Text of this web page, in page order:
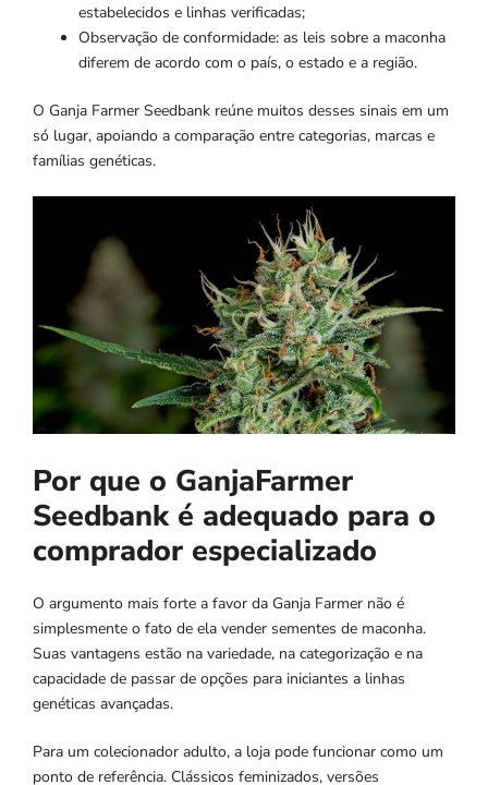
estabelecidos e linhas verificadas;
Observação de conformidade: as leis sobre a maconha
diferem de acordo com o país, o estado e a região.
O Ganja Farmer Seedbank reúne muitos desses sinais em um
só lugar, apoiando a comparação entre categorias, marcas e
famílias genéticas.
Por que o GanjaFarmer
Seedbank é adequado para o
comprador especializado
O argumento mais forte a favor da Ganja Farmer não é
simplesmente o fato de ela vender sementes de maconha.
Suas vantagens estão na variedade, na categorização e na
capacidade de passar de opções para iniciantes a linhas
genéticas avançadas.
Para um colecionador adulto, a loja pode funcionar como um
ponto de referência. Clássicos feminizados, versões